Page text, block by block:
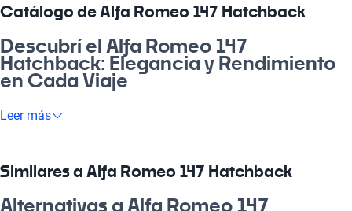
Catálogo de Alfa Romeo 147 Hatchback
Descubrí el Alfa Romeo 147
Hatchback: Elegancia y Rendimiento
en Cada Viaje
¿Querés llevar tu experiencia de manejo al siguiente nivel? El
necesidades, ya sea para ir a laburar o disfrutar de un
escapada de fin de semana. Elegir un Alfa Romeo 147
Hatchback no solo es una decisión inteligente, sino también un
Leer más
Similares a Alfa Romeo 147 Hatchback
Alternativas a Alfa Romeo 147